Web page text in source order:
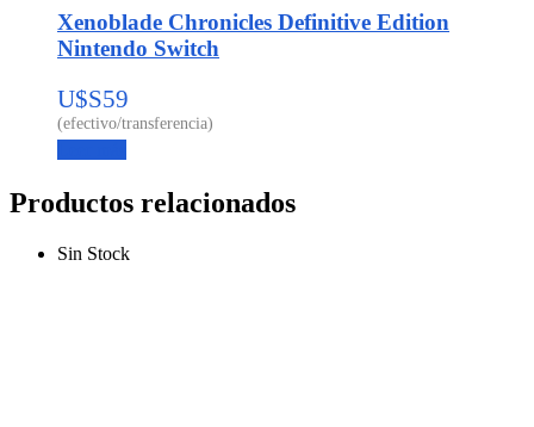
Xenoblade Chronicles Definitive Edition
Nintendo Switch
U$S59
Productos relacionados
Sin Stock